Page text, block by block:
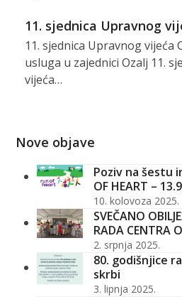
11. sjednica Upravnog
11. sjednica Upravnog vijeća
usluga u zajednici Ozalj 11.
vijeća…
Nove objave
Poziv na šestu
OF HEART –
10. kolovoza 2025.
SVEČANO
RADA CENTRA
2. srpnja 2025.
80. godišnjice
skrbi
3. lipnja 2025.